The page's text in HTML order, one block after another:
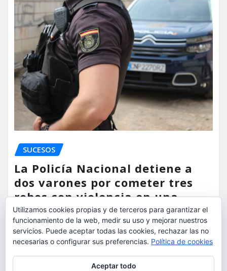
SUCESOS
La Policía Nacional detiene a
dos varones por cometer tres
robos con violencia en una
misma mañana
torrent al dia Ago 7, 2026
Utilizamos cookies propias y de terceros para garantizar el
funcionamiento de la web, medir su uso y mejorar nuestros
servicios. Puede aceptar todas las cookies, rechazar las no
necesarias o configurar sus preferencias. Política de cookies
Aceptar todo